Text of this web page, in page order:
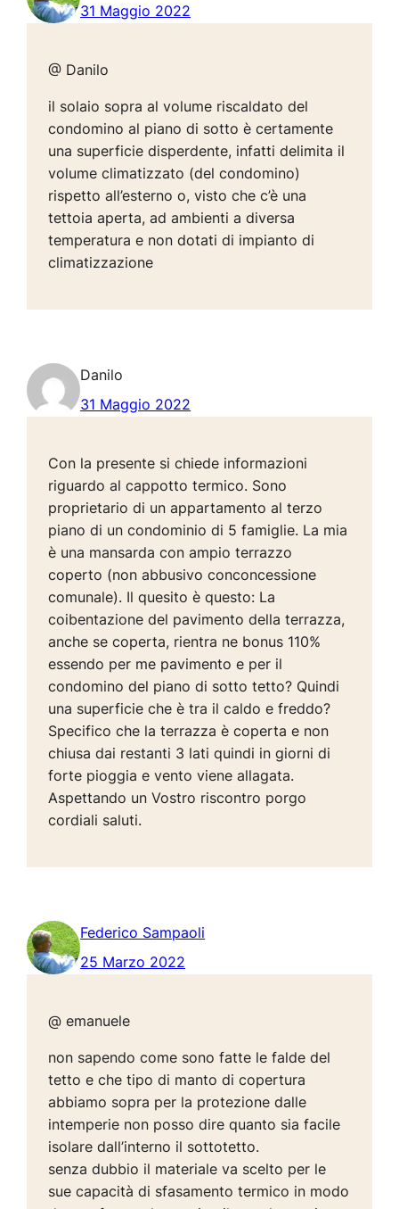
31 Maggio 2022
@ Danilo
il solaio sopra al volume riscaldato del
condomino al piano di sotto è certamente
una superficie disperdente, infatti delimita il
volume climatizzato (del condomino)
rispetto all’esterno o, visto che c’è una
tettoia aperta, ad ambienti a diversa
temperatura e non dotati di impianto di
climatizzazione
Danilo
31 Maggio 2022
Con la presente si chiede informazioni
riguardo al cappotto termico. Sono
proprietario di un appartamento al terzo
piano di un condominio di 5 famiglie. La mia
è una mansarda con ampio terrazzo
coperto (non abbusivo conconcessione
comunale). Il quesito è questo: La
coibentazione del pavimento della terrazza,
anche se coperta, rientra ne bonus 110%
essendo per me pavimento e per il
condomino del piano di sotto tetto? Quindi
una superficie che è tra il caldo e freddo?
Specifico che la terrazza è coperta e non
chiusa dai restanti 3 lati quindi in giorni di
forte pioggia e vento viene allagata.
Aspettando un Vostro riscontro porgo
cordiali saluti.
Federico Sampaoli
25 Marzo 2022
@ emanuele
non sapendo come sono fatte le falde del
tetto e che tipo di manto di copertura
abbiamo sopra per la protezione dalle
intemperie non posso dire quanto sia facile
isolare dall’interno il sottotetto.
senza dubbio il materiale va scelto per le
sue capacità di sfasamento termico in modo